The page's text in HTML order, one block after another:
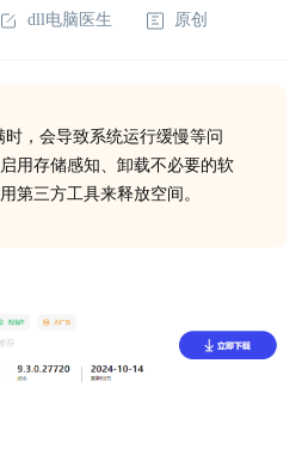
dll电脑医生 原创
时，会导致系统运行缓慢等问
用存储感知、卸载不必要的软
第三方工具来释放空间。